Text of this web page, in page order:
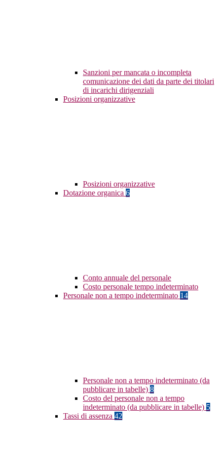
Sanzioni per mancata o incompleta
comunicazione dei dati da parte dei titolari
di incarichi dirigenziali
Posizioni organizzative
Posizioni organizzative
Dotazione organica 6
Conto annuale del personale
Costo personale tempo indeterminato
Personale non a tempo indeterminato 14
Personale non a tempo indeterminato (da
pubblicare in tabelle) 8
Costo del personale non a tempo
indeterminato (da pubblicare in tabelle) 5
Tassi di assenza 42